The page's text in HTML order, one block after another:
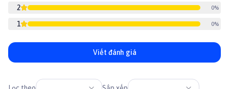
► Lưu Ý: Không dùng thay thế cho thức ăn hàng ngày. Luôn giám sát
khi cho thú cưng ăn các sản phẩm gặm.
2 0%
1 0%
Viết đánh giá